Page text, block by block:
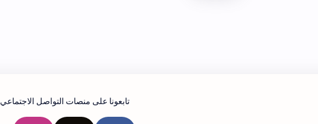
تابعونا على منصات التواصل الاجتماعي